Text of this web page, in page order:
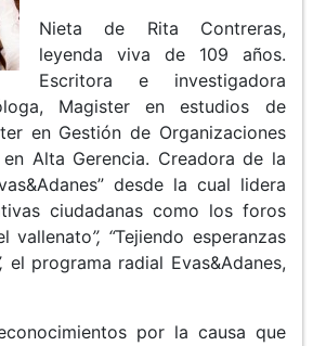
Nieta de Rita Contreras,
leyenda viva de 109 años.
Escritora e investigadora
Magister en estudios de
en Gestión de Organizaciones
Alta Gerencia. Creadora de la
desde la cual lidera
ciudadanas como los foros
vallenato”, “Tejiendo esperanzas
el programa radial Evas&Adanes,
por la causa que